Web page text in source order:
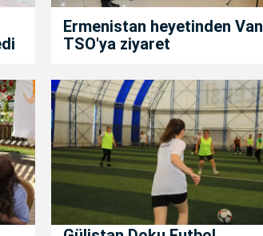
Ermenistan heyetinden Van
TSO'ya ziyaret